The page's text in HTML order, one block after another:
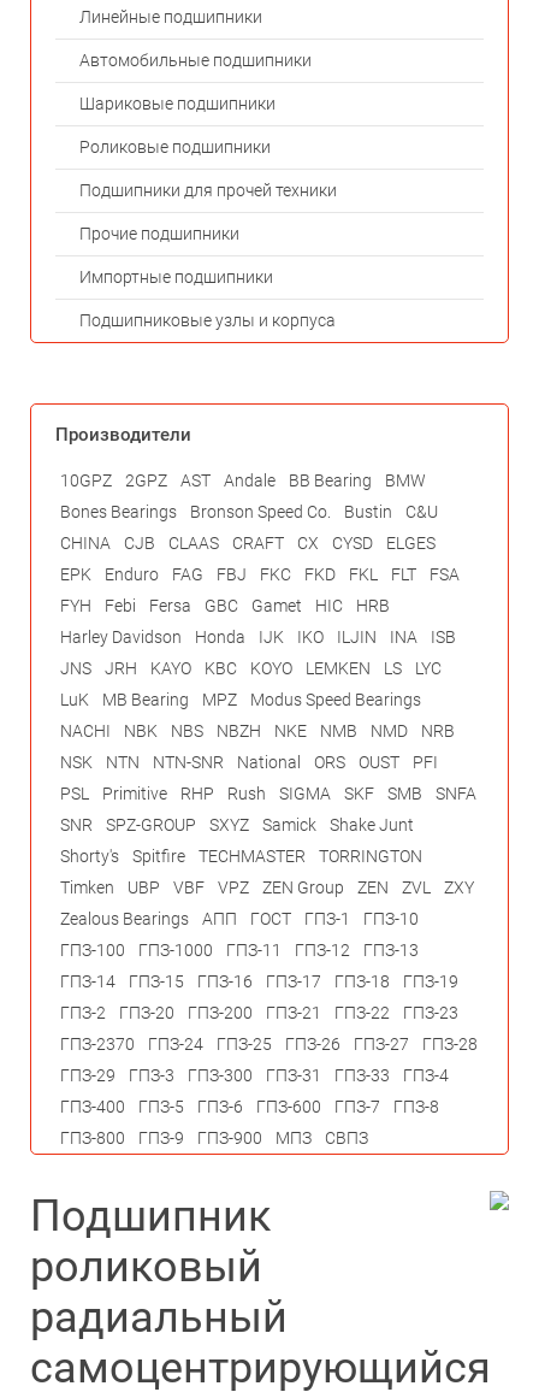
Подшипник
роликовый
радиальный
самоцентрирующийся
Линейные подшипники
Автомобильные подшипники
Шариковые подшипники
Роликовые подшипники
Подшипники для прочей техники
Прочие подшипники
Импортные подшипники
Подшипниковые узлы и корпуса
Производители
10GPZ 2GPZ AST Andale BB Bearing
BMW
Bones Bearings
Bronson Speed Co. Bustin
C&U
CHINA
CJB CLAAS CRAFT CX CYSD
ELGES
EPK
Enduro FAG FBJ FKC FKD FKL FLT
FSA
FYH
Febi Fersa GBC Gamet HIC
HRB
Harley Davidson
Honda IJK IKO ILJIN INA
ISB
JNS
JRH KAYO KBC KOYO LEMKEN LS
LYC
LuK
MB Bearing MPZ
Modus Speed Bearings
NACHI
NBK NBS NBZH NKE NMB NMD
NRB
NSK
NTN NTN-SNR National ORS OUST
PFI
PSL
Primitive RHP Rush SIGMA SKF SMB
SNFA
SNR
SPZ-GROUP SXYZ Samick
Shake Junt
Shorty's
Spitfire TECHMASTER
TORRINGTON
Timken
UBP VBF VPZ ZEN Group ZEN ZVL
ZXY
Zealous Bearings
АПП ГОСТ ГПЗ-1
ГПЗ-10
ГПЗ-100
ГПЗ-1000 ГПЗ-11 ГПЗ-12
ГПЗ-13
ГПЗ-14
ГПЗ-15 ГПЗ-16 ГПЗ-17 ГПЗ-18
ГПЗ-19
ГПЗ-2
ГПЗ-20 ГПЗ-200 ГПЗ-21 ГПЗ-22
ГПЗ-23
ГПЗ-2370
ГПЗ-24 ГПЗ-25 ГПЗ-26 ГПЗ-27
ГПЗ-28
ГПЗ-29
ГПЗ-3 ГПЗ-300 ГПЗ-31 ГПЗ-33
ГПЗ-4
ГПЗ-400
ГПЗ-5 ГПЗ-6 ГПЗ-600 ГПЗ-7
ГПЗ-8
ГПЗ-800
ГПЗ-9 ГПЗ-900 МПЗ СВПЗ